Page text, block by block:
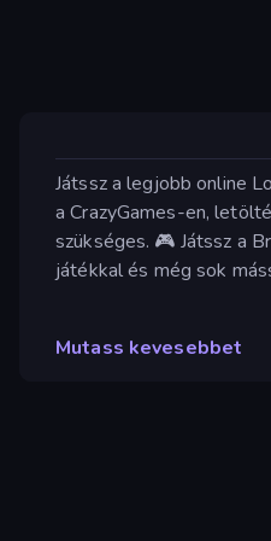
Játssz a legjobb online
a CrazyGames-en,
szükséges. 🎮 Játssz a
játékkal és még sok
Mutass kevesebbet